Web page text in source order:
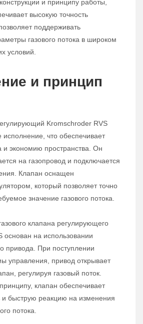
и принципу работы,
высокую точность
поддерживать
газового потока в широком
условий.
и принцип
Kromschroder RVS
исполнение, что обеспечивает
и экономию пространства. Он
на газопровод и подключается
Клапан оснащен
который позволяет точно
значение газового потока.
клапана регулирующего
основан на использовании
привода. При поступлении
управления, привод открывает
регулируя газовый поток.
клапан обеспечивает
и быструю реакцию на изменения
потока.